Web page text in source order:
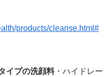
products/cleanse.html#
イプの洗顔料・ハイドレー